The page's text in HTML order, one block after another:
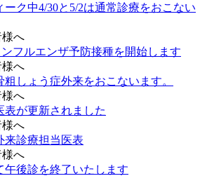
ーク中4/30と5/2は通常診療をおこない
様へ
ンフルエンザ予防接種を開始します
様へ
しょう症外来をおこないます。
様へ
表が更新されました
様へ
来診療担当医表
様へ
午後診を終了いたします